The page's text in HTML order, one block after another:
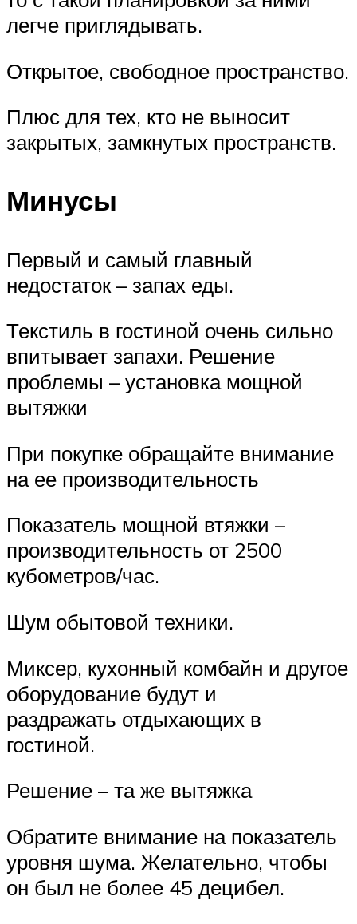
легче приглядывать.
Открытое, свободное пространство.
Плюс для тех, кто не выносит
закрытых, замкнутых пространств.
Минусы
Первый и самый главный
недостаток – запах еды.
Текстиль в гостиной очень сильно
впитывает запахи. Решение
проблемы – установка мощной
вытяжки
При покупке обращайте внимание
на ее производительность
Показатель мощной втяжки –
производительность от 2500
кубометров/час.
Шум обытовой техники.
Миксер, кухонный комбайн и другое
оборудование будут и
раздражать отдыхающих в
гостиной.
Решение – та же вытяжка
Обратите внимание на показатель
уровня шума. Желательно, чтобы
он был не более 45 децибел.